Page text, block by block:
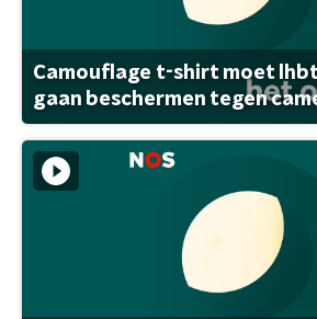
Camouflage t-shirt moet
gaan beschermen tegen